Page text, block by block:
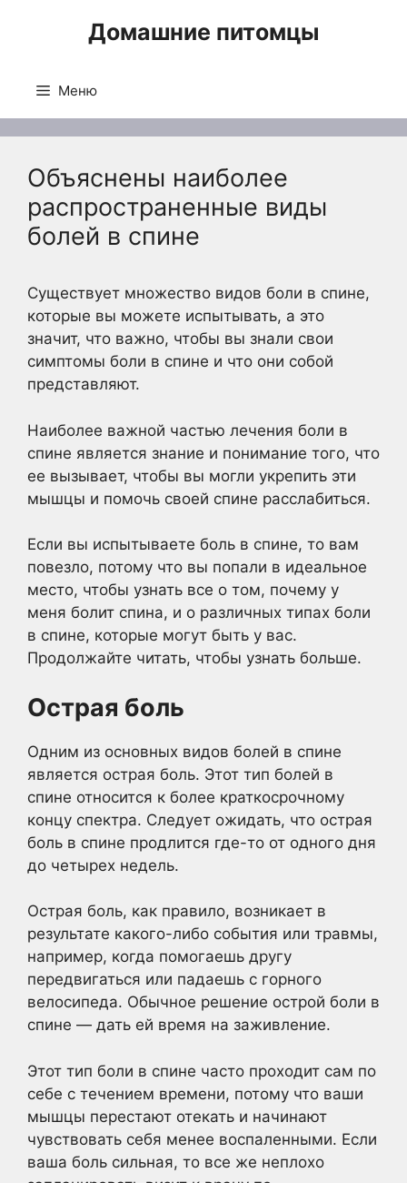
Домашние питомцы
Меню
Объяснены наиболее
распространенные виды
болей в спине
Существует множество видов боли в спине,
которые вы можете испытывать, а это
значит, что важно, чтобы вы знали свои
симптомы боли в спине и что они собой
представляют.
Наиболее важной частью лечения боли в
спине является знание и понимание того, что
ее вызывает, чтобы вы могли укрепить эти
мышцы и помочь своей спине расслабиться.
Если вы испытываете боль в спине, то вам
повезло, потому что вы попали в идеальное
место, чтобы узнать все о том, почему у
меня болит спина, и о различных типах боли
в спине, которые могут быть у вас.
Продолжайте читать, чтобы узнать больше.
Острая боль
Одним из основных видов болей в спине
является острая боль. Этот тип болей в
спине относится к более краткосрочному
концу спектра. Следует ожидать, что острая
боль в спине продлится где-то от одного дня
до четырех недель.
Острая боль, как правило, возникает в
результате какого-либо события или травмы,
например, когда помогаешь другу
передвигаться или падаешь с горного
велосипеда. Обычное решение острой боли в
спине — дать ей время на заживление.
Этот тип боли в спине часто проходит сам по
себе с течением времени, потому что ваши
мышцы перестают отекать и начинают
чувствовать себя менее воспаленными. Если
ваша боль сильная, то все же неплохо